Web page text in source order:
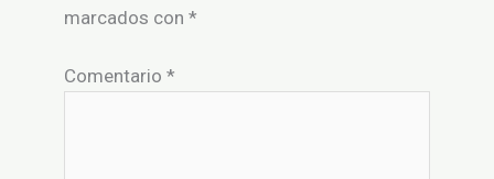
marcados con *
Comentario *